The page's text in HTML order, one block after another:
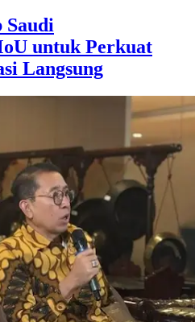
Saudi
untuk Perkuat
Langsung